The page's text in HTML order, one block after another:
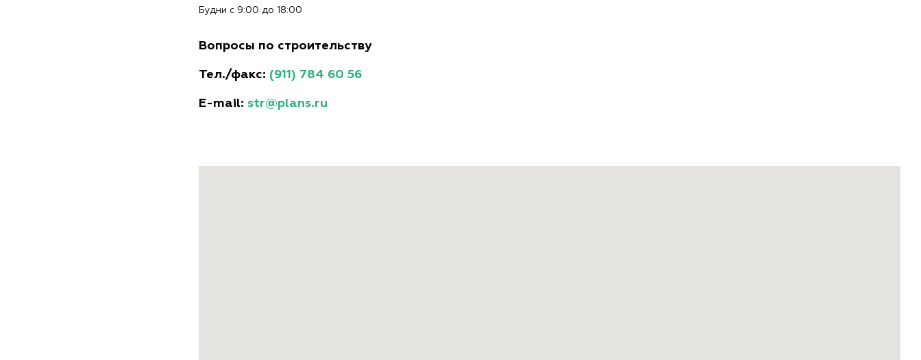
Будни с 9:00 до 18:00
Вопросы по строительству
Тел./факс: (911) 784 60 56
E-mail: str@plans.ru